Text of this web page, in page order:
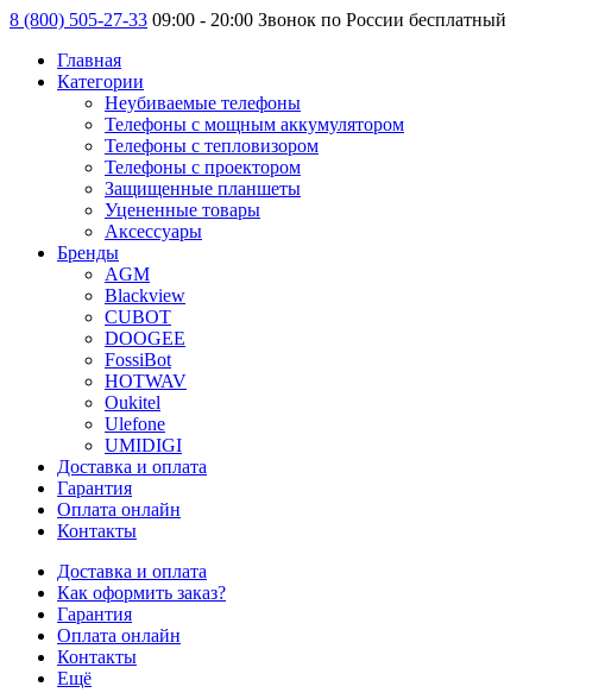
8 (800) 505-27-33 09:00 - 20:00 Звонок по России бесплатный
Главная
Категории
Неубиваемые телефоны
Телефоны с мощным аккумулятором
Телефоны с тепловизором
Телефоны с проектором
Защищенные планшеты
Уцененные товары
Аксессуары
Бренды
AGM
Blackview
CUBOT
DOOGEE
FossiBot
HOTWAV
Oukitel
Ulefone
UMIDIGI
Доставка и оплата
Гарантия
Оплата онлайн
Контакты
Доставка и оплата
Как оформить заказ?
Гарантия
Оплата онлайн
Контакты
Ещё